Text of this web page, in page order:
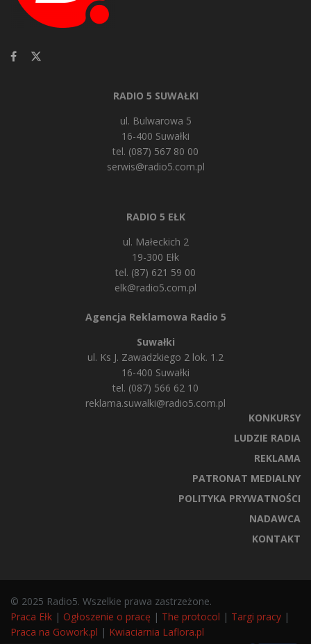
RADIO 5 SUWAŁKI
ul. Bulwarowa 5
16-400 Suwałki
tel. (087) 567 80 00
serwis@radio5.com.pl
RADIO 5 EŁK
ul. Małeckich 2
19-300 Ełk
tel. (87) 621 59 00
elk@radio5.com.pl
Agencja Reklamowa Radio 5
Suwałki
ul. Ks J. Zawadzkiego 2 lok. 1.2
16-400 Suwałki
tel. (087) 566 62 10
reklama.suwalki@radio5.com.pl
KONKURSY
LUDZIE RADIA
REKLAMA
PATRONAT MEDIALNY
POLITYKA PRYWATNOŚCI
NADAWCA
KONTAKT
© 2025 Radio5. Wszelkie prawa zastrzeżone.
Praca Ełk | Ogłoszenie o pracę | The protocol | Targi pracy |
Praca na Gowork.pl | Kwiaciarnia Laflora.pl